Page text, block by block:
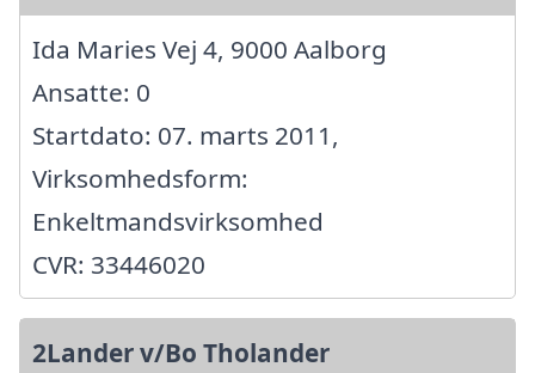
Ida Maries Vej 4, 9000 Aalborg
Ansatte: 0
Startdato: 07. marts 2011,
Virksomhedsform:
Enkeltmandsvirksomhed
CVR: 33446020
2Lander v/Bo Tholander